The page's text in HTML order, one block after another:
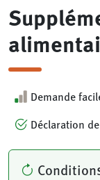
Demande
Déclaration